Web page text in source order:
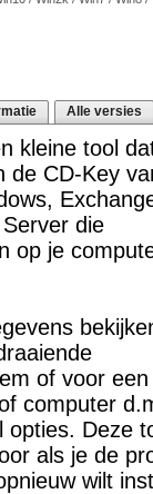
Alle versies
kleine tool
de CD-Key
die
op je
of voor een
computer
Deze
als je de
wilt